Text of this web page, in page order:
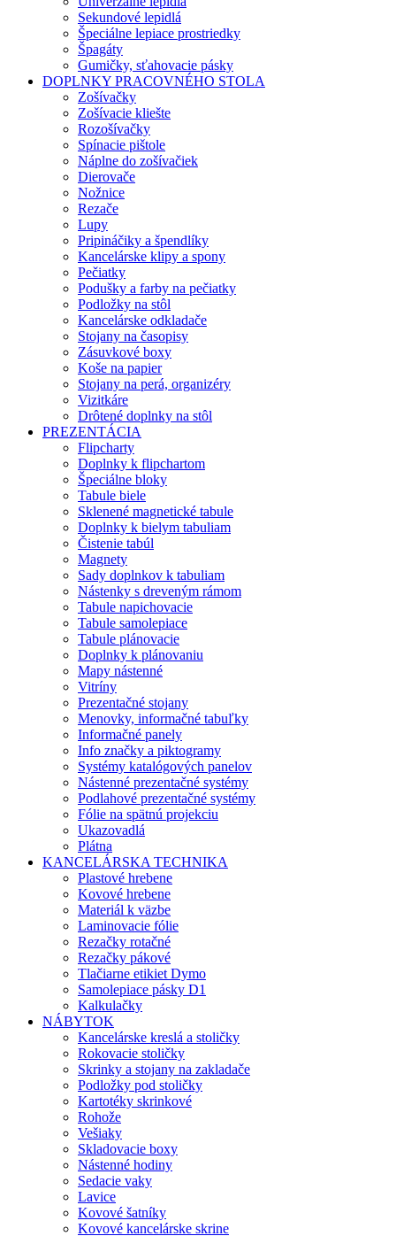
Sekundové lepidlá
Špeciálne lepiace prostriedky
Špagáty
Gumičky, sťahovacie pásky
DOPLNKY PRACOVNÉHO STOLA
Zošívačky
Zošívacie kliešte
Rozošívačky
Spínacie pištole
Náplne do zošívačiek
Dierovače
Nožnice
Rezače
Lupy
Pripináčiky a špendlíky
Kancelárske klipy a spony
Pečiatky
Podušky a farby na pečiatky
Podložky na stôl
Kancelárske odkladače
Stojany na časopisy
Zásuvkové boxy
Koše na papier
Stojany na perá, organizéry
Vizitkáre
Drôtené doplnky na stôl
PREZENTÁCIA
Flipcharty
Doplnky k flipchartom
Špeciálne bloky
Tabule biele
Sklenené magnetické tabule
Doplnky k bielym tabuliam
Čistenie tabúl
Magnety
Sady doplnkov k tabuliam
Nástenky s dreveným rámom
Tabule napichovacie
Tabule samolepiace
Tabule plánovacie
Doplnky k plánovaniu
Mapy nástenné
Vitríny
Prezentačné stojany
Menovky, informačné tabuľky
Informačné panely
Info značky a piktogramy
Systémy katalógových panelov
Nástenné prezentačné systémy
Podlahové prezentačné systémy
Fólie na spätnú projekciu
Ukazovadlá
Plátna
KANCELÁRSKA TECHNIKA
Plastové hrebene
Kovové hrebene
Materiál k väzbe
Laminovacie fólie
Rezačky rotačné
Rezačky pákové
Tlačiarne etikiet Dymo
Samolepiace pásky D1
Kalkulačky
NÁBYTOK
Kancelárske kreslá a stoličky
Rokovacie stoličky
Skrinky a stojany na zakladače
Podložky pod stoličky
Kartotéky skrinkové
Rohože
Vešiaky
Skladovacie boxy
Nástenné hodiny
Sedacie vaky
Lavice
Kovové šatníky
Kovové kancelárske skrine